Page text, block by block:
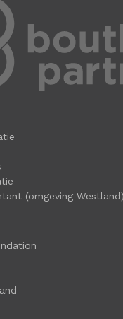
(omgeving Westland)